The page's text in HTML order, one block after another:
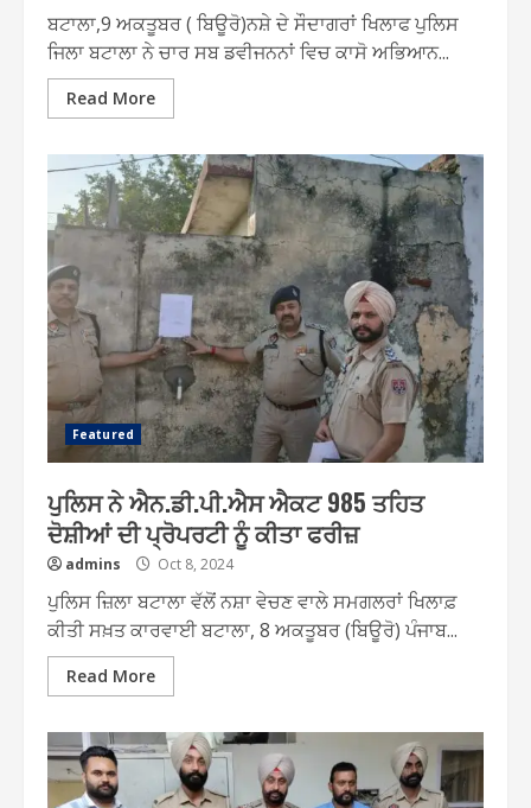
ਬਟਾਲਾ,9 ਅਕਤੂਬਰ ( ਬਿਊਰੋ)ਨਸ਼ੇ ਦੇ ਸੌਦਾਗਰਾਂ ਖਿਲਾਫ ਪੁਲਿਸ
ਜਿਲਾ ਬਟਾਲਾ ਨੇ ਚਾਰ ਸਬ ਡਵੀਜਨਨਾਂ ਵਿਚ ਕਾਸੋ ਅਭਿਆਨ...
Read More
Featured
ਪੁਲਿਸ ਨੇ ਐਨ.ਡੀ.ਪੀ.ਐਸ ਐਕਟ 985 ਤਹਿਤ
ਦੋਸ਼ੀਆਂ ਦੀ ਪ੍ਰੋਪਰਟੀ ਨੂੰ ਕੀਤਾ ਫਰੀਜ਼
admins Oct 8, 2024
ਪੁਲਿਸ ਜ਼ਿਲਾ ਬਟਾਲਾ ਵੱਲੋਂ ਨਸ਼ਾ ਵੇਚਣ ਵਾਲੇ ਸਮਗਲਰਾਂ ਖਿਲਾਫ਼
ਕੀਤੀ ਸਖ਼ਤ ਕਾਰਵਾਈ ਬਟਾਲਾ, 8 ਅਕਤੂਬਰ (ਬਿਊਰੋ) ਪੰਜਾਬ...
Read More